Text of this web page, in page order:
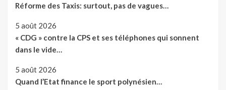
Réforme des Taxis: surtout, pas de vagues…
5 août 2026
« CDG » contre la CPS et ses téléphones qui sonnent
dans le vide…
5 août 2026
Quand l’Etat finance le sport polynésien…